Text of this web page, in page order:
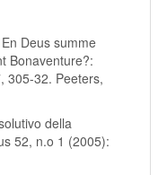
Deus summe
Bonaventure?:
305-32. Peeters,
della
52, n.o 1 (2005):